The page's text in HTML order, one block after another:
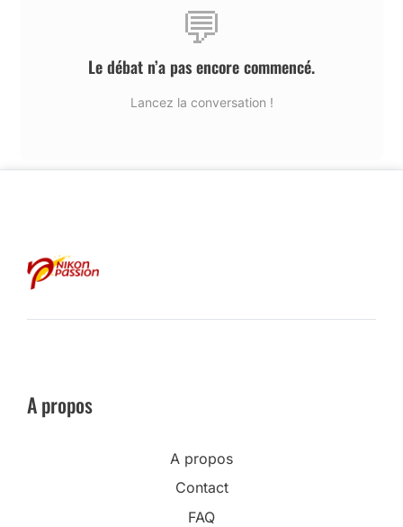
💬
Le débat n’a pas encore commencé.
Lancez la conversation !
A propos
A propos
Contact
FAQ